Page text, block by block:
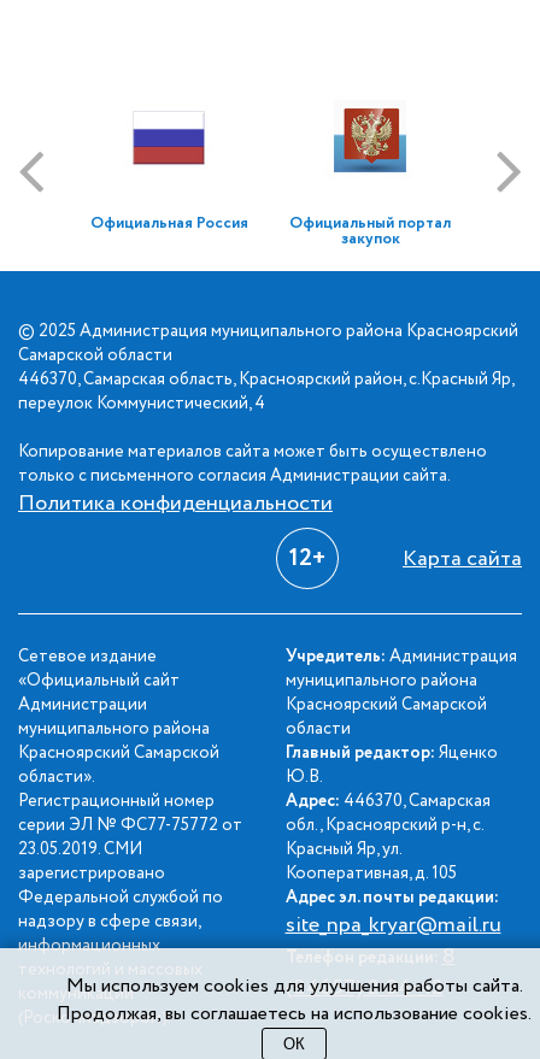
Официальная Россия Официальный портал
закупок
© 2025 Администрация муниципального района Красноярский
Самарской области
446370, Самарская область, Красноярский район, с.Красный Яр,
переулок Коммунистический, 4
Копирование материалов сайта может быть осуществлено
только с письменного согласия Администрации сайта.
Политика конфиденциальности
12+ Карта сайта
Сетевое издание
«Официальный сайт
Администрации
муниципального района
Красноярский Самарской
области».
Регистрационный номер
серии ЭЛ № ФС77-75772 от
23.05.2019. СМИ
зарегистрировано
Федеральной службой по
надзору в сфере связи,
информационных
технологий и массовых
коммуникаций
(Роскомнадзором).
Учредитель: Администрация
муниципального района
Красноярский Самарской
области
Главный редактор: Яценко
Ю.В.
Адрес: 446370, Самарская
обл., Красноярский р-н, с.
Красный Яр, ул.
Кооперативная, д. 105
Адрес эл. почты редакции:
site_npa_kryar@mail.ru
Телефон редакции: 8
(84657) 2-34-42
Мы используем cookies для улучшения работы сайта.
Продолжая, вы соглашаетесь на использование cookies.
ОК